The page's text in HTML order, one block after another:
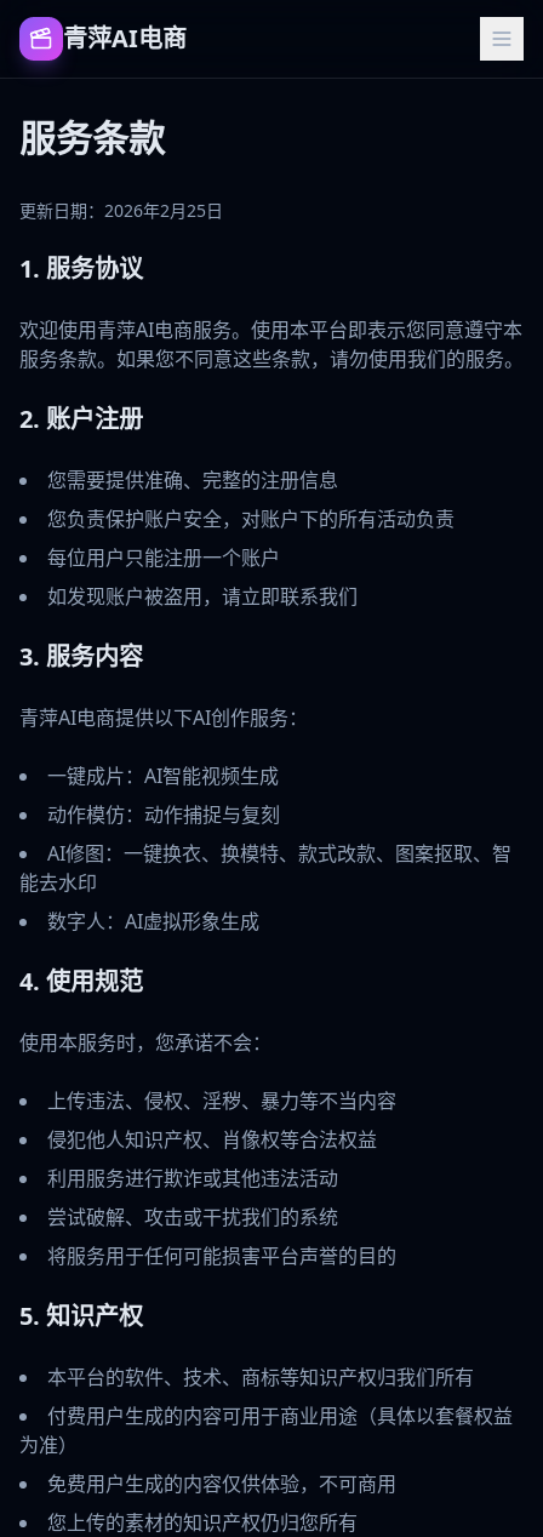
青萍AI电商
服务条款
更新日期：2026年2月25日
1. 服务协议
欢迎使用青萍AI电商服务。使用本平台即表示您同意遵守本
服务条款。如果您不同意这些条款，请勿使用我们的服务。
2. 账户注册
您需要提供准确、完整的注册信息
您负责保护账户安全，对账户下的所有活动负责
每位用户只能注册一个账户
如发现账户被盗用，请立即联系我们
3. 服务内容
青萍AI电商提供以下AI创作服务：
一键成片：AI智能视频生成
动作模仿：动作捕捉与复刻
AI修图：一键换衣、换模特、款式改款、图案抠取、智
能去水印
数字人：AI虚拟形象生成
4. 使用规范
使用本服务时，您承诺不会：
上传违法、侵权、淫秽、暴力等不当内容
侵犯他人知识产权、肖像权等合法权益
利用服务进行欺诈或其他违法活动
尝试破解、攻击或干扰我们的系统
将服务用于任何可能损害平台声誉的目的
5. 知识产权
本平台的软件、技术、商标等知识产权归我们所有
付费用户生成的内容可用于商业用途（具体以套餐权益
为准）
免费用户生成的内容仅供体验，不可商用
您上传的素材的知识产权仍归您所有